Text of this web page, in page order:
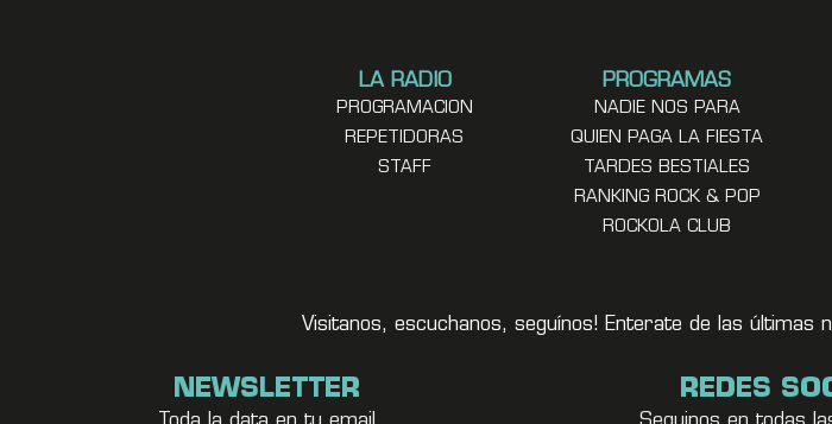
LA RADIO
PROGRAMACION
REPETIDORAS
STAFF
PROGRAMAS
NADIE NOS PARA
QUIEN PAGA LA FIESTA
TARDES BESTIALES
RANKING ROCK & POP
ROCKOLA CLUB
Visitanos, escuchanos, seguínos! Enterate de las últimas
NEWSLETTER REDES